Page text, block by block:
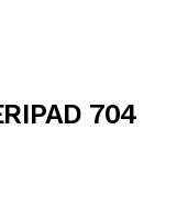
704